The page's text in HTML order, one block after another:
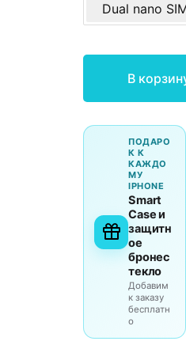
Dual nano
В
ПОДАРО
К К
КАЖДО
МУ
IPHONE
Smart
Case и
защитн
ое
бронес
текло
Добавим
к заказу
бесплатн
о